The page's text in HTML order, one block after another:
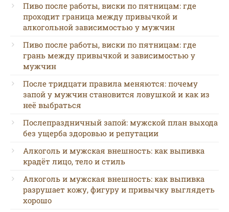
Пиво после работы, виски по пятницам: где
проходит граница между привычкой и
алкогольной зависимостью у мужчин
Пиво после работы, виски по пятницам: где
грань между привычкой и зависимостью у
мужчин
После тридцати правила меняются: почему
запой у мужчин становится ловушкой и как из
неё выбраться
Послепраздничный запой: мужской план выхода
без ущерба здоровью и репутации
Алкоголь и мужская внешность: как выпивка
крадёт лицо, тело и стиль
Алкоголь и мужская внешность: как выпивка
разрушает кожу, фигуру и привычку выглядеть
хорошо